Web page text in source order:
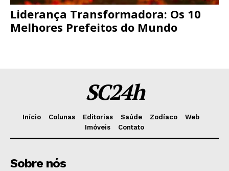
Liderança Transformadora: Os 10
Melhores Prefeitos do Mundo
SC24h
Início Colunas Editorias Saúde Zodíaco
Web
Imóveis
Contato
Sobre nós